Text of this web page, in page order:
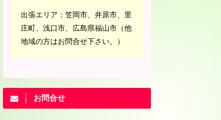
出張エリア：笠岡市、井原市、里
庄町、浅口市、広島県福山市（他
地域の方はお問合せ下さい。）
お問合せ